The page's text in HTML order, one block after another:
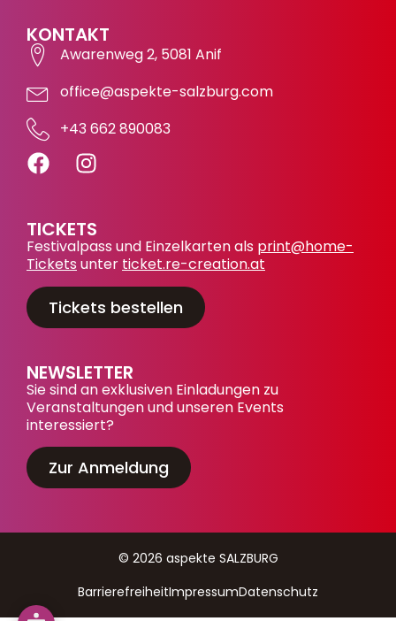
KONTAKT
Awarenweg 2, 5081 Anif
office@aspekte-salzburg.com
+43 662 890083
TICKETS
Festivalpass und Einzelkarten als print@home-
Tickets unter ticket.re-creation.at
Tickets bestellen
NEWSLETTER
Sie sind an exklusiven Einladungen zu
Veranstaltungen und unseren Events
interessiert?
Zur Anmeldung
© 2026 aspekte SALZBURG
BarrierefreiheitImpressumDatenschutz